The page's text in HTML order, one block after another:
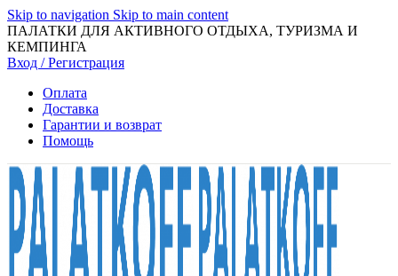
Skip to navigation Skip to main content
ПАЛАТКИ ДЛЯ АКТИВНОГО ОТДЫХА, ТУРИЗМА И
КЕМПИНГА
Вход / Регистрация
Оплата
Доставка
Гарантии и возврат
Помощь